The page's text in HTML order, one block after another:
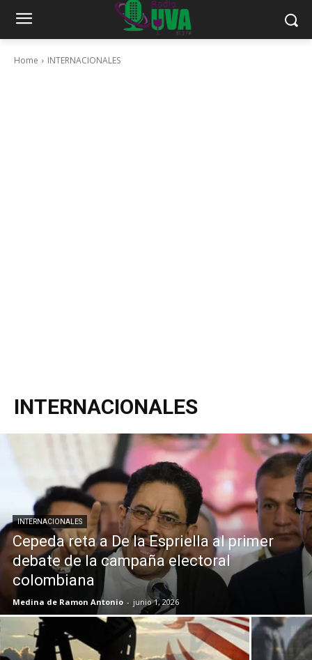
Home INTERNACIONALES
INTERNACIONALES
INTERNACIONALES
Cepeda reta a De la Espriella al primer
debate de la campaña electoral
colombiana
Medina de Ramon Antonio - junio 1, 2026